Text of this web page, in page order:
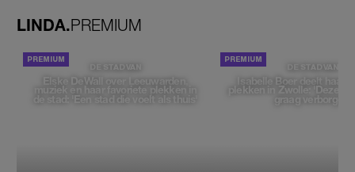
LINDA.PREMIUM
DE STAD VAN
Elske DeWall over Leeuwarden,
muziek en haar favoriete plekken in
de stad: 'Een stad die voelt als thuis'
DE STAD VAN
Isabelle Boer deelt haar
plekken in Zwolle: 'Deze
graag verborgen'